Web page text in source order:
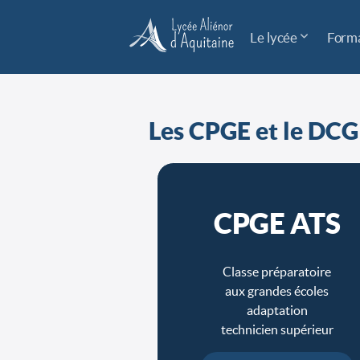
Le lycée
Les CPGE et le DCG
CPGE ATS
Classe préparatoire
aux grandes écoles
adaptation
technicien supérieur